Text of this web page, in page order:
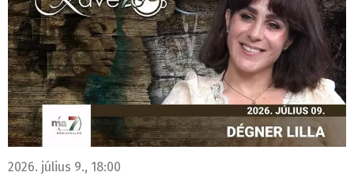
2026. július 9., 18:00